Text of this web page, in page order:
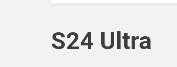
S24 Ultra